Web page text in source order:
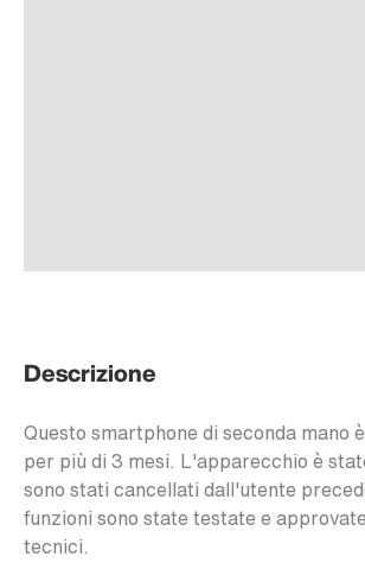
Descrizione
Questo smartphone di seconda mano
per più di 3 mesi. L'apparecchio è
sono stati cancellati dall'utente
funzioni sono state testate e
tecnici.